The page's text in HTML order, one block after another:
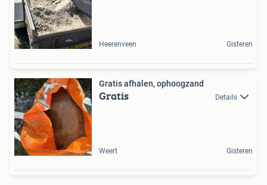
Heerenveen Gisteren
Gratis afhalen, ophoogzand
Gratis Details
Weert Gisteren